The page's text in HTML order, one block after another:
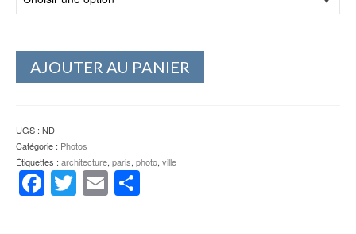
AJOUTER AU PANIER
UGS : ND
Catégorie : Photos
Étiquettes : architecture, paris, photo, ville
Facebook
Twitter
Email